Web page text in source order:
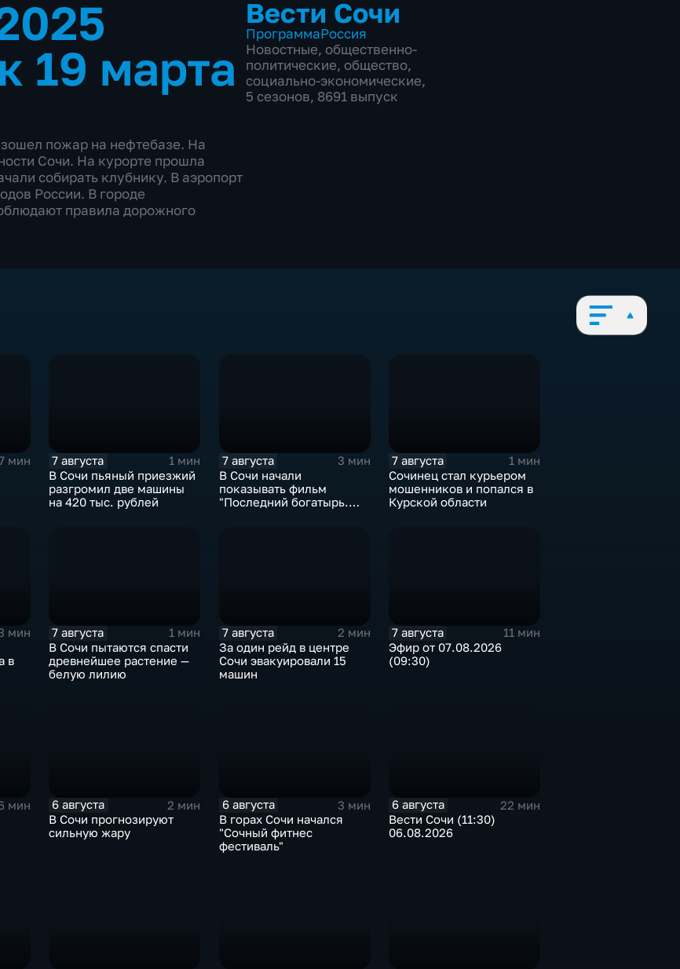
19 марта
пожар на нефтебазе. На
Сочи. На курорте прошла
собирать клубнику. В аэропорт
России. В городе
правила дорожного
Вести Сочи
ПрограммаРоссия
Новостные, общественно-
политические, общество,
социально-экономические,
5 сезонов, 8691 выпуск
мин
7 августа
1 мин
В Сочи пьяный приезжий
разгромил две машины
на 420 тыс. рублей
7 августа
3 мин
В Сочи начали
показывать фильм
"Последний богатырь.
7 августа
1 мин
Сочинец стал курьером
мошенников и попался в
Курской области
мин
в
7 августа
1 мин
В Сочи пытаются спасти
древнейшее растение —
белую лилию
7 августа
2 мин
За один рейд в центре
Сочи эвакуировали 15
машин
7 августа
11 мин
Эфир от 07.08.2026
(09:30)
мин
6 августа
2 мин
В Сочи прогнозируют
сильную жару
6 августа
3 мин
В горах Сочи начался
"Сочный фитнес
фестиваль"
6 августа
22 мин
Вести Сочи (11:30)
06.08.2026